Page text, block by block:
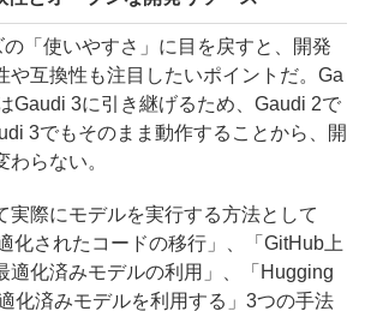
「使いやすさ」に目を戻すと、開発
や互換性も注目したいポイントだ。Ga
Gaudi 3に引き継げるため、Gaudi 2で
3でもそのまま動作することから、開
らない。
際にモデルを実行する方法として
化されたコードの移行」、「GitHub上
適化済みモデルの利用」、「Hugging
化済みモデルを利用する」3つの手法